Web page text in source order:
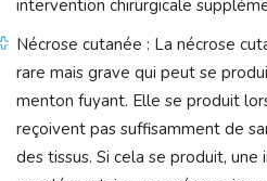
intervention chirurgicale
Nécrose cutanée : La nécrose
rare mais grave qui peut se
menton fuyant. Elle se produit
reçoivent pas suffisamment de
des tissus. Si cela se produit,